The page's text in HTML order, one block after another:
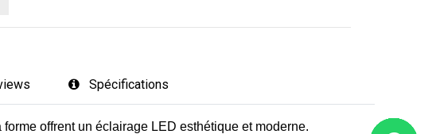
Spécifications
offrent un éclairage LED esthétique et moderne.